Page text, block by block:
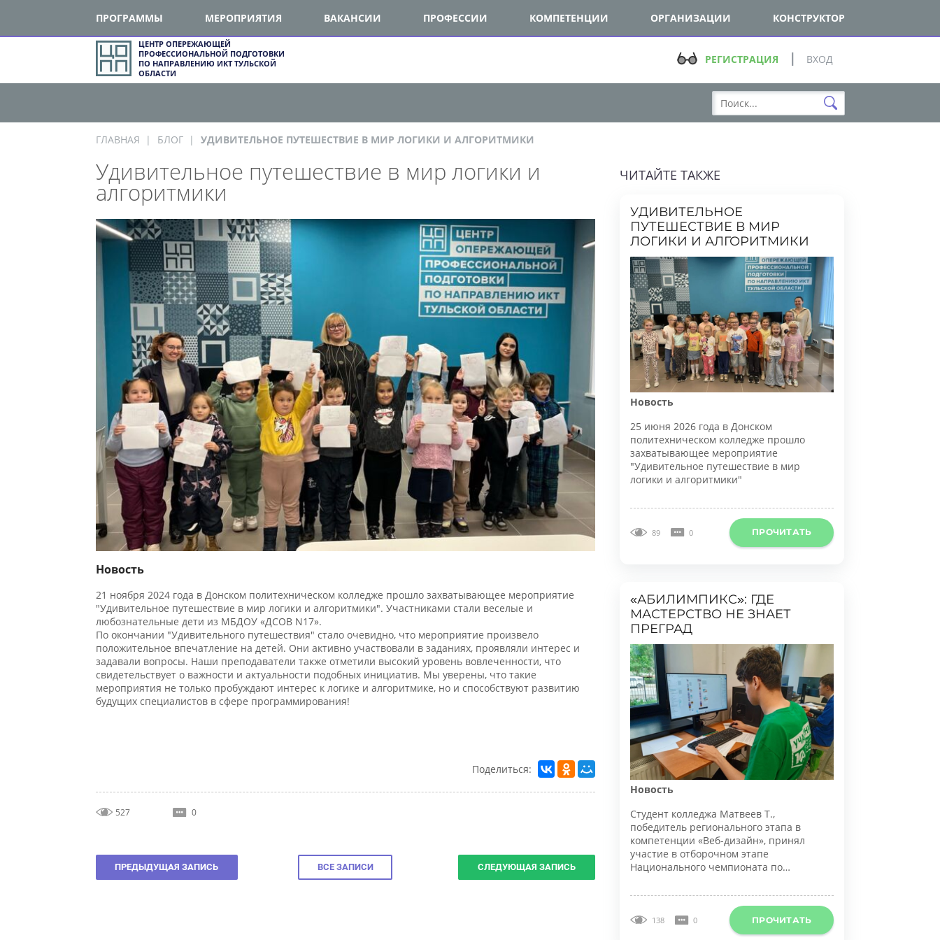
ПРОГРАММЫ МЕРОПРИЯТИЯ ВАКАНСИИ ПРОФЕССИИ КОМПЕТЕНЦИИ ОРГАНИЗАЦИИ КОНСТРУКТОР
ЦЕНТР ОПЕРЕЖАЮЩЕЙ
ПРОФЕССИОНАЛЬНОЙ ПОДГОТОВКИ
ПО НАПРАВЛЕНИЮ ИКТ ТУЛЬСКОЙ
ОБЛАСТИ
РЕГИСТРАЦИЯ ВХОД
ГЛАВНАЯ БЛОГ УДИВИТЕЛЬНОЕ ПУТЕШЕСТВИЕ В МИР ЛОГИКИ И АЛГОРИТМИКИ
Удивительное путешествие в мир логики и
алгоритмики
"Удивительное путешествие в мир логики и алгоритмики". Участниками стали веселые и
любознательные дети из МБДОУ «ДСОВ N17».
По окончании "Удивительного путешествия" стало очевидно, что мероприятие произвело
положительное впечатление на детей. Они активно участвовали в заданиях, проявляли интерес и
задавали вопросы. Наши преподаватели также отметили высокий уровень вовлеченности, что
свидетельствует о важности и актуальности подобных инициатив. Мы уверены, что такие
мероприятия не только пробуждают интерес к логике и алгоритмике, но и способствуют развитию
будущих специалистов в сфере программирования!
ЧИТАЙТЕ ТАКЖЕ
УДИВИТЕЛЬНОЕ
ПУТЕШЕСТВИЕ В МИР
ЛОГИКИ И АЛГОРИТМИКИ
Новость
политехническом колледже прошло
захватывающее мероприятие
"Удивительное путешествие в мир
логики и алгоритмики"
ПРОЧИТАТЬ
МАСТЕРСТВО НЕ ЗНАЕТ
ПРЕГРАД
Новость
победитель регионального этапа в
компетенции «Веб-дизайн», принял
участие в отборочном этапе
Национального чемпионата по
профессиональному мастерству среди
инвалидов и людей с ограниченными